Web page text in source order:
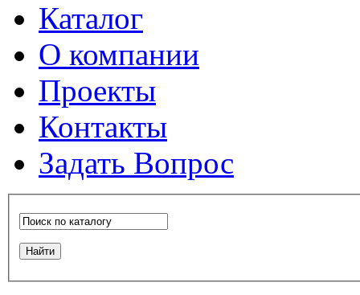
Каталог
О компании
Проекты
Контакты
Задать Вопрос